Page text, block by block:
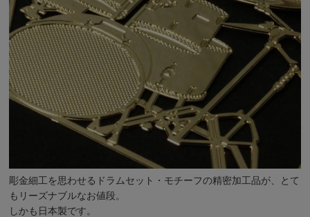
彫金細工を思わせるドラムセット・モチーフの精密加工品が、とて
もリーズナブルなお値段。
しかも日本製です。